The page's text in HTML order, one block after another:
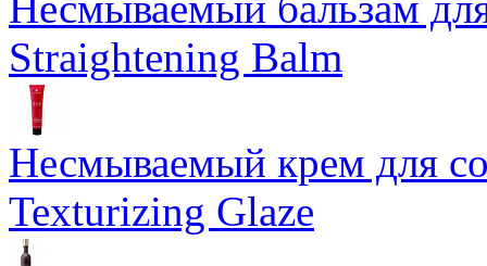
Straightening Balm
Несмываемый крем для
Texturizing Glaze